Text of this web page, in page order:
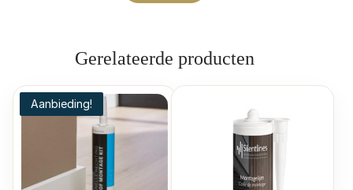
Gerelateerde producten
Aanbieding!